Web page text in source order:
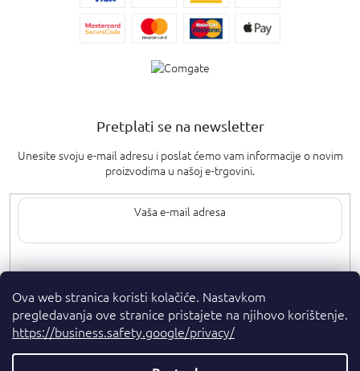
Ova web stranica koristi kolačiće. Nastavkom
pregledavanja ove stranice pristajete na njihovo korištenje.
https://business.safety.google/privacy/
Pretplati se na newsletter
Unesite svoju e-mail adresu i poslat ćemo vam informacije o novim
proizvodima u našoj e-trgovini.
Upisom svoje e-pošte pristajete nauvjete privatnosti.